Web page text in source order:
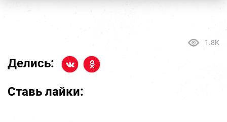
1.8K
Делись:
Ставь лайки: